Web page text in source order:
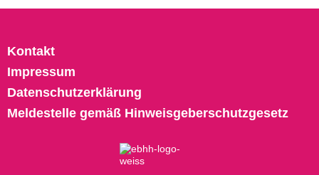
Kontakt
Impressum
Datenschutzerklärung
Meldestelle gemäß Hinweisgeberschutzgesetz